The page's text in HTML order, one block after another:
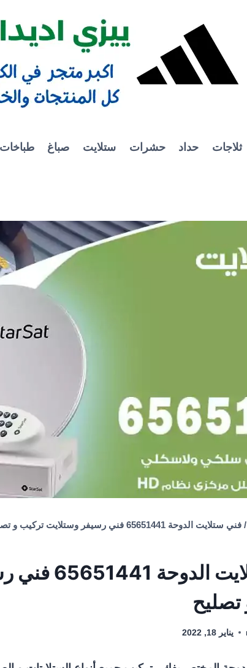
ثلاجات حداد حشرات ستلايت صباغ طباخات
/ فني ستلايت الدوحة 65651441 فني رسيفر وستلايت تركيب و تصليح
فني ستلايت
يناير 18, 2022